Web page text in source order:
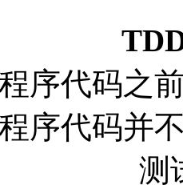
代码之前
序代码并
测